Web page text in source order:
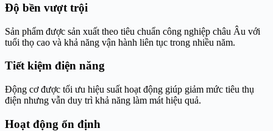
Độ bền vượt trội
Sản phẩm được sản xuất theo tiêu chuẩn công nghiệp châu Âu với
tuổi thọ cao và khả năng vận hành liên tục trong nhiều năm.
Tiết kiệm điện năng
Động cơ được tối ưu hiệu suất hoạt động giúp giảm mức tiêu thụ
điện nhưng vẫn duy trì khả năng làm mát hiệu quả.
Hoạt động ổn định